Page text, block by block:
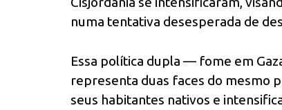
numa tentativa desesperada de
Essa política dupla — fome em
representa duas faces do mesmo
seus habitantes nativos e